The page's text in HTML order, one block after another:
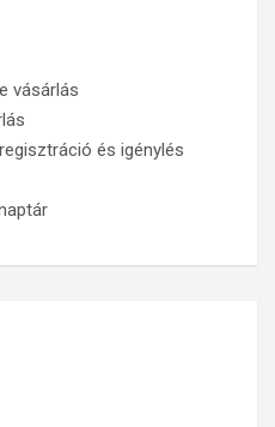
vásárlás
és igénylés